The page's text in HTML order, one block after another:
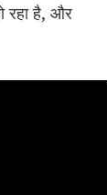
रहा है, और